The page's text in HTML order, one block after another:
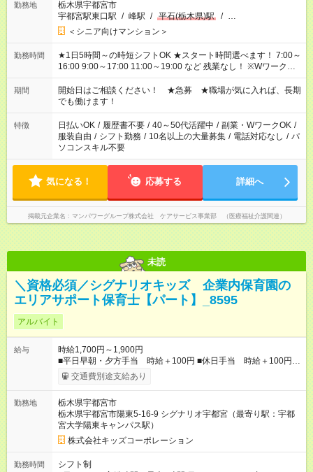
勤務地
栃木県宇都宮市
宇都宮駅東口駅 / 峰駅 / 平石(栃木県)駅 / …
＜シニア向けマンション＞
勤務時間
★1日5時間～の時短シフトOK ★スタート時間選べます！ 7:00～
16:00 9:00～17:00 11:00～19:00 など 残業なし！ ※Wワークの
場合、他のお仕事と合わせ週40時間超の就業はご案内できませ
ん ※法令に基づき、週20時間以上勤務は社会保険への加入対象
となります ※労働者派遣法（日雇い派遣の原則禁止）により、
短時間・短期間の就業はご案内が難しい場合があります
期間
開始日はご相談ください！ ★急募 ★職場が気に入れば、長期
でも働けます！
特徴 日払いOK / 履歴書不要 / 40～50代活躍中 / 副業・WワークOK /
服装自由 / シフト勤務 / 10名以上の大量募集 / 電話対応なし / パ
ソコンスキル不要
気になる！ 応募する 詳細へ
掲載元企業名 マンパワーグループ株式会社 ケアサービス事業部 （医療福祉介護関連）
未読
＼資格必須／シグナリオキッズ 企業内保育園の
エリアサポート保育士【パート】_8595
アルバイト
給与
時給1,700円～1,900円
■平日早朝・夕方手当 時給＋100円 ■休日手当 時給＋100円 ■
特別期間手当（お盆、年末年始※会社カレンダーによる）時給＋
200円 【試用期間】試用期間あり 試用期間の長さ：3ヶ月 雇用
交通費別途支給あり
勤務地
栃木県宇都宮市
栃木県宇都宮市陽東5-16-9 シグナリオ宇都宮（最寄り駅：宇都
宮大学陽東キャンパス駅）
株式会社キッズコーポレーション
勤務時間
シフト制